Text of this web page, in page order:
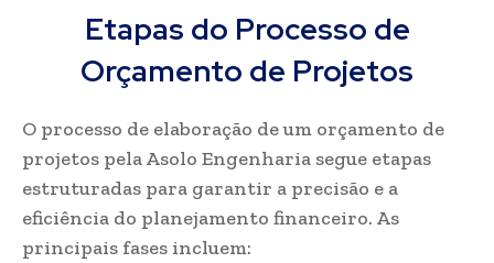
Etapas do Processo de
Orçamento de Projetos
O processo de elaboração de um orçamento de
projetos pela Asolo Engenharia segue etapas
estruturadas para garantir a precisão e a
eficiência do planejamento financeiro. As
principais fases incluem: